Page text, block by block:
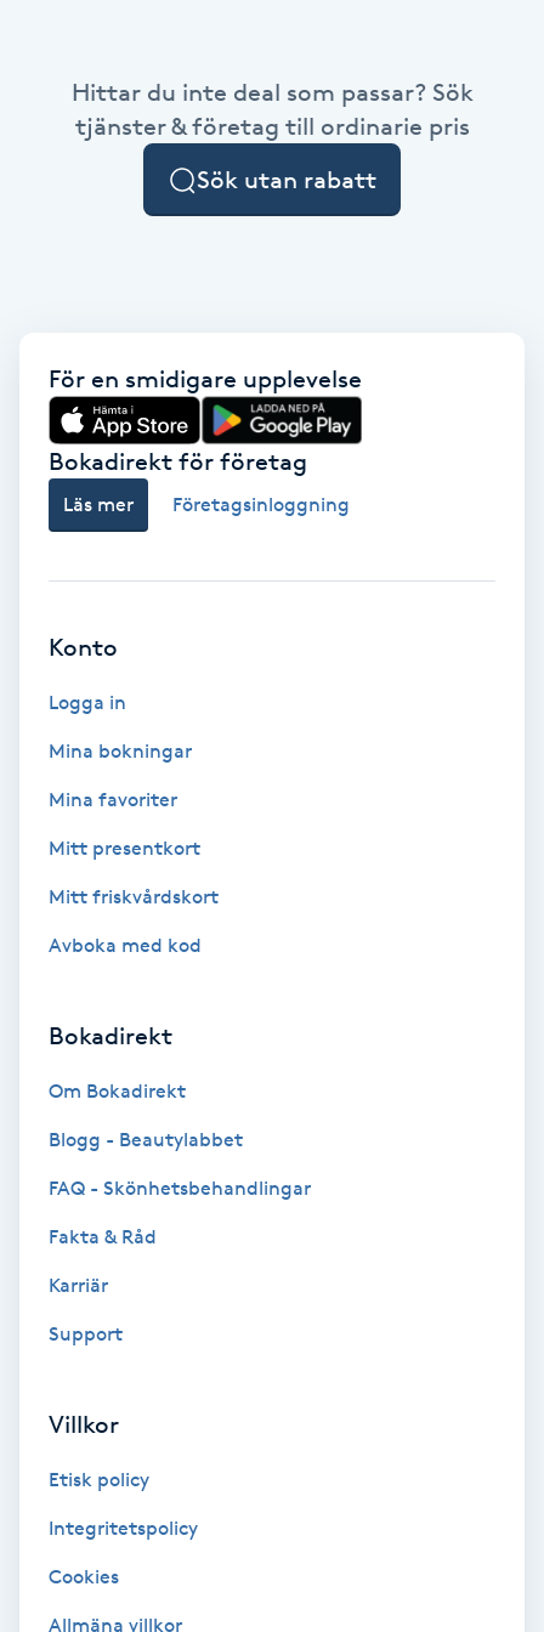
BIAB
Blowout
Bottenfärg
Brynformning
Brynfärgning
Bröllopsuppsättning
Celluliter
Coachning
Color correction
Cryoterapi
Damklippning
Diamantslipning
Enzympeeling
Extensions
Eyeliner-tatuering
Hittar du inte deal som passar? Sök
tjänster & företag till ordinarie pris
Sök utan rabatt
För en smidigare upplevelse
Bokadirekt för företag
Läs mer Företagsinloggning
Konto
Logga in
Mina bokningar
Mina favoriter
Mitt presentkort
Mitt friskvårdskort
Avboka med kod
Bokadirekt
Om Bokadirekt
Blogg - Beautylabbet
FAQ - Skönhetsbehandlingar
Fakta & Råd
Karriär
Support
Villkor
Etisk policy
Integritetspolicy
Cookies
Allmäna villkor